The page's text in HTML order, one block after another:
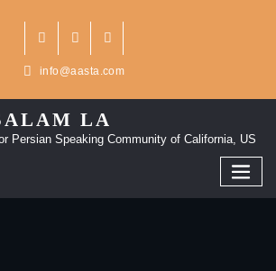
info@aasta.com
LA
Persian Speaking Community of California, US